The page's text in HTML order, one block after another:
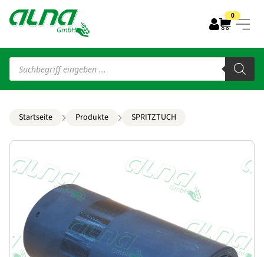
0
Products
search
Startseite Produkte SPRITZTUCH